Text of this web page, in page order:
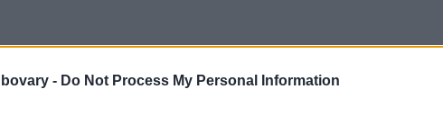
bovary - Do Not Process My Personal Information